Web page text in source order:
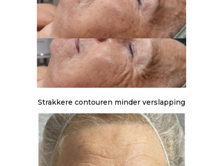
Strakkere contouren minder verslapping